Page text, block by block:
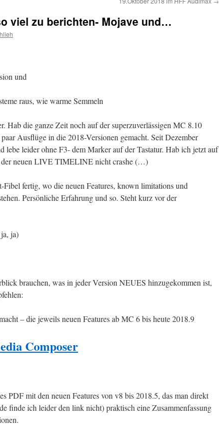
viel zu berichten- Mojave und…
und
raus, wie warme Semmeln
Hab die ganze Zeit noch auf der superzuverlässigen MC 8.10
Ausflüge in die 2018-Versionen gemacht. Seit Dezember
lebe leider ohne F3- dem Marker auf der Tastatur. Hab ich jetzt auf
der neuen LIVE TIMELINE nicht crashe (…)
Fibel fertig, wo die neuen Features, known limitations und
Persönliche Erfahrung und so. Steht kurz vor der
ja)
brauchen, was in jeder Version NEUES hinzugekommen ist,
– die jeweils neuen Features ab MC 6 bis heute 2018.9
Composer
PDF mit den neuen Features von v8 bis 2018.5, das man direkt
finde ich leider den link nicht) praktisch eine Zusammenfassung